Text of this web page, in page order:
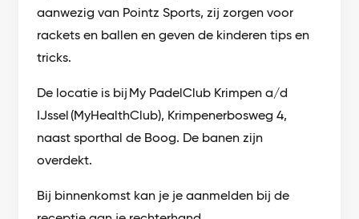
aanwezig van Pointz Sports, zij zorgen voor
rackets en ballen en geven de kinderen tips en
tricks.
De locatie is bij My PadelClub Krimpen a/d
IJssel (MyHealthClub), Krimpenerbosweg 4,
naast sporthal de Boog. De banen zijn
overdekt.
Bij binnenkomst kan je je aanmelden bij de